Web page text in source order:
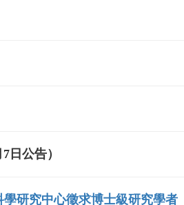
7日公告）
研究中心徵求博士級研究學者